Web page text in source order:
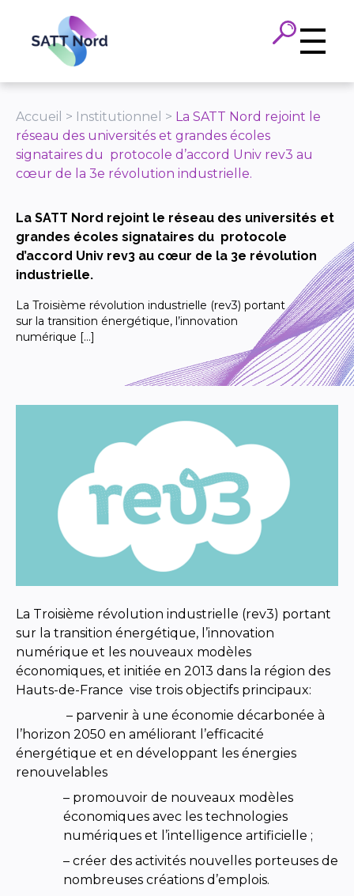
Accueil > Institutionnel > La SATT Nord rejoint le
réseau des universités et grandes écoles
signataires du protocole d’accord Univ rev3 au
cœur de la 3e révolution industrielle.
La SATT Nord rejoint le réseau des universités et
grandes écoles signataires du protocole
d’accord Univ rev3 au cœur de la 3e révolution
industrielle.
La Troisième révolution industrielle (rev3) portant
sur la transition énergétique, l’innovation
numérique […]
La Troisième révolution industrielle (rev3) portant
sur la transition énergétique, l’innovation
numérique et les nouveaux modèles
économiques, et initiée en 2013 dans la région des
Hauts-de-France vise trois objectifs principaux:
– parvenir à une économie décarbonée à
l’horizon 2050 en améliorant l’efficacité
énergétique et en développant les énergies
renouvelables
– promouvoir de nouveaux modèles
économiques avec les technologies
numériques et l’intelligence artificielle ;
– créer des activités nouvelles porteuses de
nombreuses créations d’emplois.